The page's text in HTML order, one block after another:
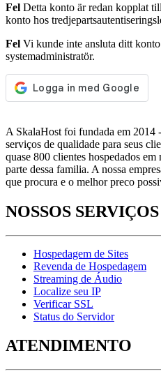
Fel Detta konto är redan kopplat
konto hos
Fel Vi kunde inte ansluta ditt
systemadministratör.
A SkalaHost foi fundada em 2014
serviços de qualidade para seus
quase 800 clientes hospedados
parte dessa familia. A nossa
que procura e o melhor preco
NOSSOS SERVIÇOS
Hospedagem de Sites
Revenda de Hospedagem
Streaming de Áudio
Localize seu IP
Verificar SSL
Status do Servidor
ATENDIMENTO